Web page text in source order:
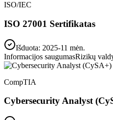
ISO/IEC
ISO 27001 Sertifikatas
Išduota: 2025-11 mėn.
Informacijos saugumasRizikų
CompTIA
Cybersecurity Analyst